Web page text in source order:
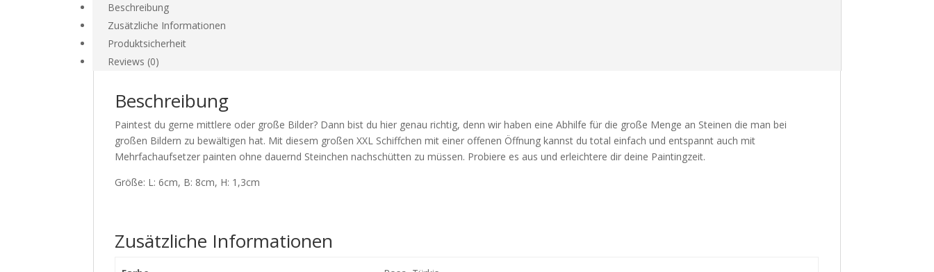
Beschreibung
Zusätzliche Informationen
Produktsicherheit
Reviews (0)
Beschreibung
Paintest du gerne mittlere oder große Bilder? Dann bist du hier genau richtig, denn wir haben eine Abhilfe für die große Menge an Steinen die man bei
großen Bildern zu bewältigen hat. Mit diesem großen XXL Schiffchen mit einer offenen Öffnung kannst du total einfach und entspannt auch mit
Mehrfachaufsetzer painten ohne dauernd Steinchen nachschütten zu müssen. Probiere es aus und erleichtere dir deine Paintingzeit.
Größe: L: 6cm, B: 8cm, H: 1,3cm
Zusätzliche Informationen